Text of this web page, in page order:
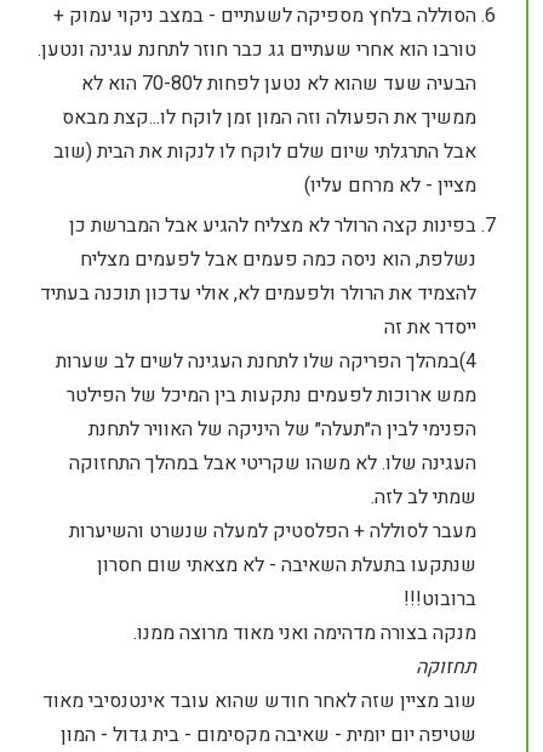
הסוללה בלחץ מספיקה לשעתיים - במצב ניקוי עמוק +
טורבו הוא אחרי שעתיים גג כבר חוזר לתחנת עגינה ונטען.
הבעיה שעד שהוא לא נטען לפחות ל70-80 הוא לא
ממשיך את הפעולה וזה המון זמן לוקח לו...קצת מבאס
אבל התרגלתי שיום שלם לוקח לו לנקות את הבית (שוב
מציין - לא מרחם עליו)
בפינות קצה הרולר לא מצליח להגיע אבל המברשת כן
נשלפת, הוא ניסה כמה פעמים אבל לפעמים מצליח
להצמיד את הרולר ולפעמים לא, אולי עדכון תוכנה בעתיד
ייסדר את זה
4)במהלך הפריקה שלו לתחנת העגינה לשים לב שערות
ממש ארוכות לפעמים נתקעות בין המיכל של הפילטר
הפנימי לבין ה״תעלה״ של היניקה של האוויר לתחנת
העגינה שלו. לא משהו שקריטי אבל במהלך התחזוקה
שמתי לב לזה.
מעבר לסוללה + הפלסטיק למעלה שנשרט והשיערות
שנתקעו בתעלת השאיבה - לא מצאתי שום חסרון
ברובוט!!!
מנקה בצורה מדהימה ואני מאוד מרוצה ממנו.
תחזוקה
שוב מציין שזה לאחר חודש שהוא עובד אינטנסיבי מאוד
שטיפה יום יומית - שאיבה מקסימום - בית גדול - המון